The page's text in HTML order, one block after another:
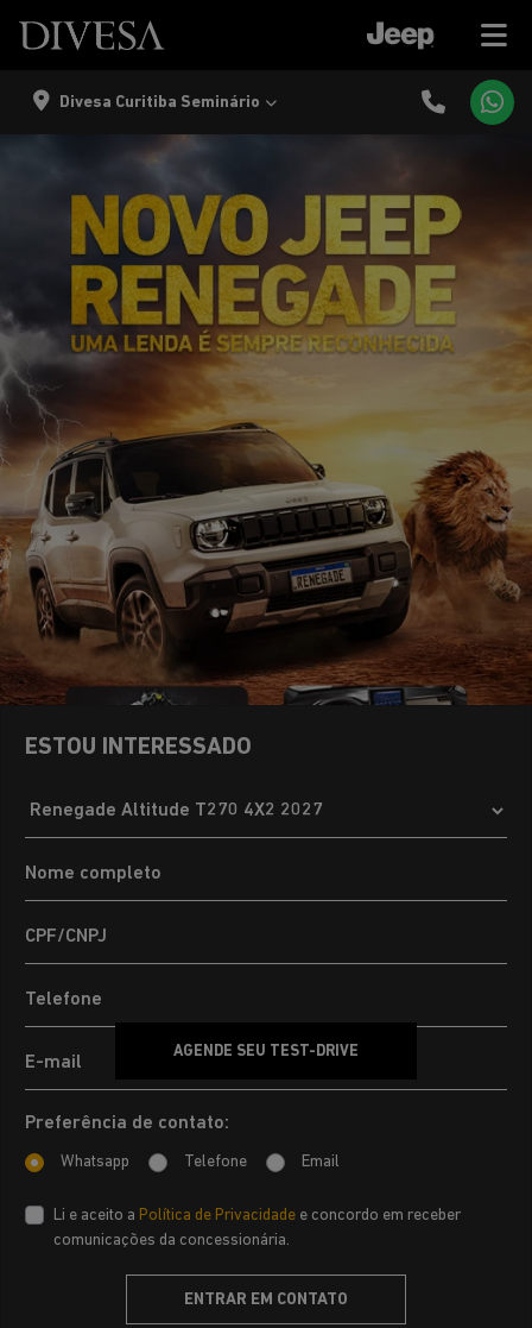
Divesa Curitiba Seminário
ESTOU INTERESSADO
Preferência de contato:
Whatsapp Telefone Email
Li e aceito a Política de Privacidade e concordo em receber
comunicações da concessionária.
ENTRAR EM CONTATO
AGENDE SEU TEST-DRIVE